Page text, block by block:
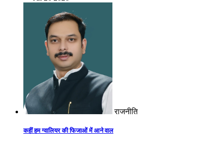
राजनीति
कहीं हम ग्वालियर की फिजाओं में आने वाल